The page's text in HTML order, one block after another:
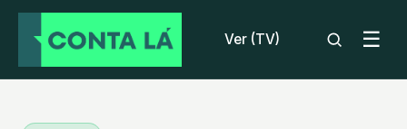
Ver (TV) ☰